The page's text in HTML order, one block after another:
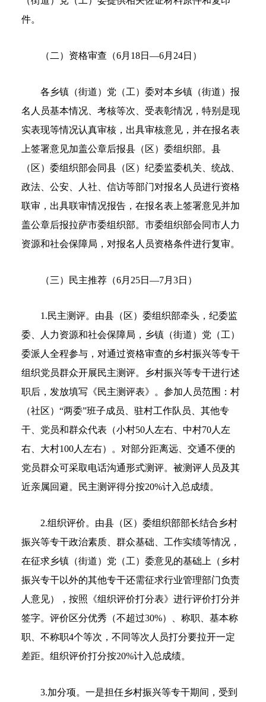
件。
（二）资格审查（6月18日—6月24日）
各乡镇（街道）党（工）委对本乡镇（街道）报
名人员基本情况、考核等次、受表彰情况，特别是现
实表现等情况认真审核，出具审核意见，并在报名表
上签署意见加盖公章后报县（区）委组织部。县
（区）委组织部会同县（区）纪委监委机关、统战、
政法、公安、人社、信访等部门对报名人员进行资格
联审，出具联审情况报告，在报名表上签署意见并加
盖公章后报拉萨市委组织部。市委组织部会同市人力
资源和社会保障局，对报名人员资格条件进行复审。
（三）民主推荐（6月25日—7月3日）
1.民主测评。由县（区）委组织部牵头，纪委监
委、人力资源和社会保障局，乡镇（街道）党（工）
委派人全程参与，对通过资格审查的乡村振兴等专干
组织党员群众开展民主测评。乡村振兴等专干进行述
职后，发放填写《民主测评表》。参加人员范围：村
（社区）“两委”班子成员、驻村工作队员、其他专
干、党员和群众代表（小村50人左右、中村70人左
右、大村100人左右）。对部分距离远、交通不便的
党员群众可采取电话沟通形式测评。被测评人员及其
近亲属回避。民主测评得分按20%计入总成绩。
2.组织评价。由县（区）委组织部部长结合乡村
振兴等专干政治素质、群众基础、工作实绩等情况，
在征求乡镇（街道）党（工）委意见的基础上（乡村
振兴专干以外的其他专干还需征求行业管理部门负责
人意见），按照《组织评价打分表》进行评价打分并
签字。评价区分优秀（不超过30%）、称职、基本称
职、不称职4个等次，不同等次人员打分要拉开一定
差距。组织评价打分按20%计入总成绩。
3.加分项。一是担任乡村振兴等专干期间，受到